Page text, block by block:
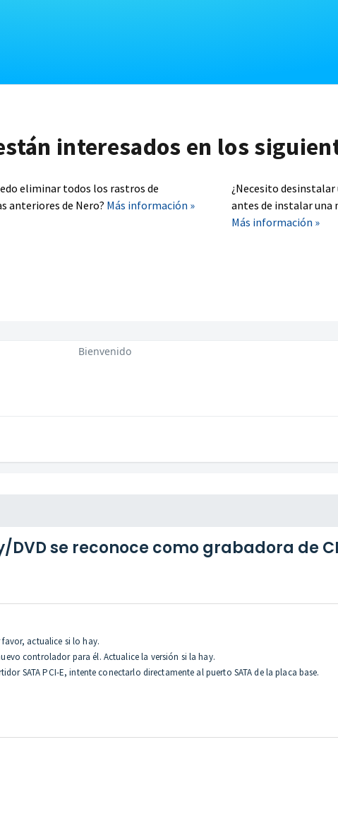
interesados en los
eliminar todos los rastros de
anteriores de Nero? Más información »
¿Necesito
antes de instalar una
Más información »
Bienvenido
se reconoce como grabadora de
actualice si lo hay.
controlador para él. Actualice la versión si la hay.
SATA PCI-E, intente conectarlo directamente al puerto SATA de la placa base.